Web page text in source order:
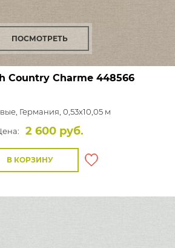
ПОСМОТРЕТЬ
Country Charme 448566
Германия, 0,53x10,05 м
2 600 руб.
В КОРЗИНУ